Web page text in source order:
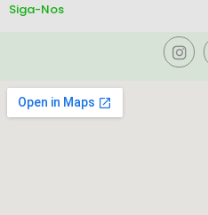
Siga-Nos